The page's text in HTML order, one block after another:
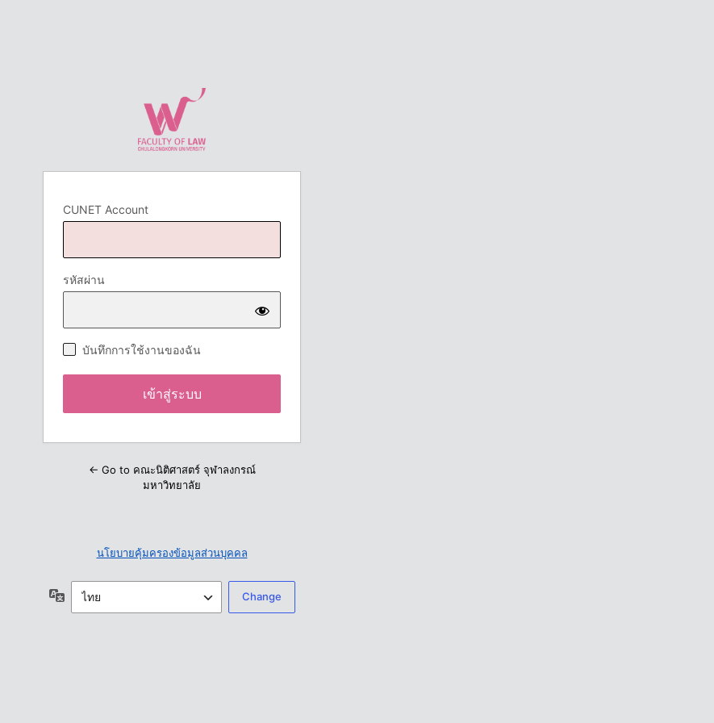
CUNET Account
รหัสผ่าน
บันทึกการใช้งานของฉัน
← Go to คณะนิติศาสตร์ จุฬาลงกรณ์
มหาวิทยาลัย
นโยบายคุ้มครองข้อมูลส่วนบุคคล
ภาษา